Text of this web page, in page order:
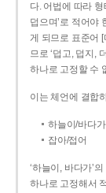
다. 어법에 따라 형
덥으며’로 적어야
게 되므로 표준어
므로 ‘덥고, 덥지,
하나로 고정할 수
이는 체언에 결합
하늘이/바다가
잡아/접어
‘하늘이, 바다가’
하나로 고정해서